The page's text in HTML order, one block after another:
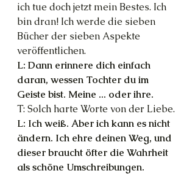
ich tue doch jetzt mein Bestes. Ich
bin dran! Ich werde die sieben
Bücher der sieben Aspekte
veröffentlichen.
L: Dann erinnere dich einfach
daran, wessen Tochter du im
Geiste bist. Meine ... oder ihre.
T: Solch harte Worte von der Liebe.
L: Ich weiß. Aber ich kann es nicht
ändern. Ich ehre deinen Weg, und
dieser braucht öfter die Wahrheit
als schöne Umschreibungen.